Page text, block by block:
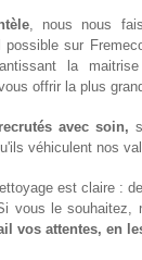
, nous nous
possible sur
la
offrir la plus
avec soin,
véhiculent nos
est claire :
vous le souhaitez,
vos attentes, en